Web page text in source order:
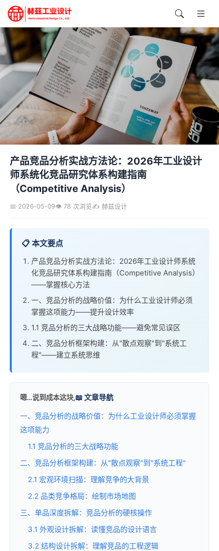
产品竞品分析实战方法论：2026年工业设计
师系统化竞品研究体系构建指南
（Competitive Analysis）
📅 2026-05-09👁️ 78 次浏览✍️ 赫兹设计
📋 本文要点
产品竞品分析实战方法论：2026年工业设计师系统
化竞品研究体系构建指南（Competitive Analysis）
——掌握核心方法
一、竞品分析的战略价值：为什么工业设计师必须
掌握这项能力——提升设计效率
1.1 竞品分析的三大战略功能——避免常见误区
二、竞品分析框架构建：从"散点观察"到"系统工
程"——建立系统思维
嗯…说到成本这块,📖 文章导航
一、竞品分析的战略价值：为什么工业设计师必须掌握
这项能力
1.1 竞品分析的三大战略功能
二、竞品分析框架构建：从"散点观察"到"系统工程"
2.1 宏观环境扫描：理解竞争的大背景
2.2 品类竞争格局：绘制市场地图
三、单品深度拆解：竞品分析的硬核操作
3.1 外观设计拆解：读懂竞品的设计语言
3.2 结构设计拆解：理解竞品的工程逻辑